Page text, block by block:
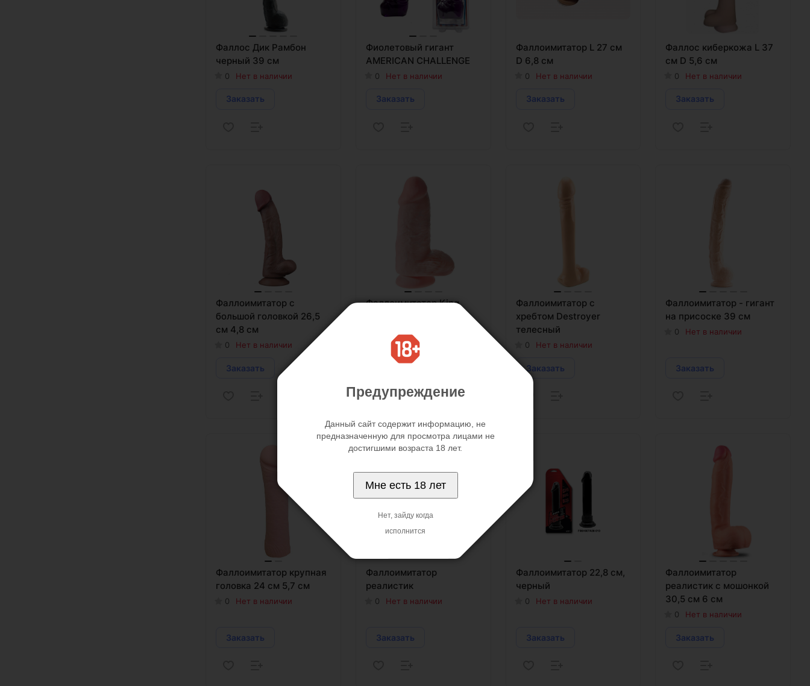
Фаллос Дик Рамбон
черный 39 см
0 Нет в наличии
Заказать
Фиолетовый гигант
AMERICAN CHALLENGE
0 Нет в наличии
Заказать
Фаллоимитатор L 27 см
D 6,8 см
0 Нет в наличии
Заказать
Фаллос киберкожа L 37
см D 5,6 см
0 Нет в наличии
Заказать
Фаллоимитатор с
большой головкой 26,5
см 4,8 см
0 Нет в наличии
Заказать
Фаллоимитатор King
Cock 9″ Light Cock with
Нет в наличии
Фаллоимитатор с
хребтом Destroyer
телесный
0 Нет в наличии
Заказать
Фаллоимитатор - гигант
на присоске 39 см
0 Нет в наличии
Заказать
Фаллоимитатор крупная
головка 24 см 5,7 см
0 Нет в наличии
Заказать
Фаллоимитатор
реалистик
0 Нет в наличии
Заказать
Фаллоимитатор 22,8 см,
черный
0 Нет в наличии
Заказать
Фаллоимитатор
реалистик с мошонкой
30,5 см 6 см
0 Нет в наличии
Заказать
Предупреждение
Данный сайт содержит информацию, не
предназначенную для просмотра лицами не
достигшими возраста 18 лет.
Мне есть 18 лет
Нет, зайду когда
исполнится